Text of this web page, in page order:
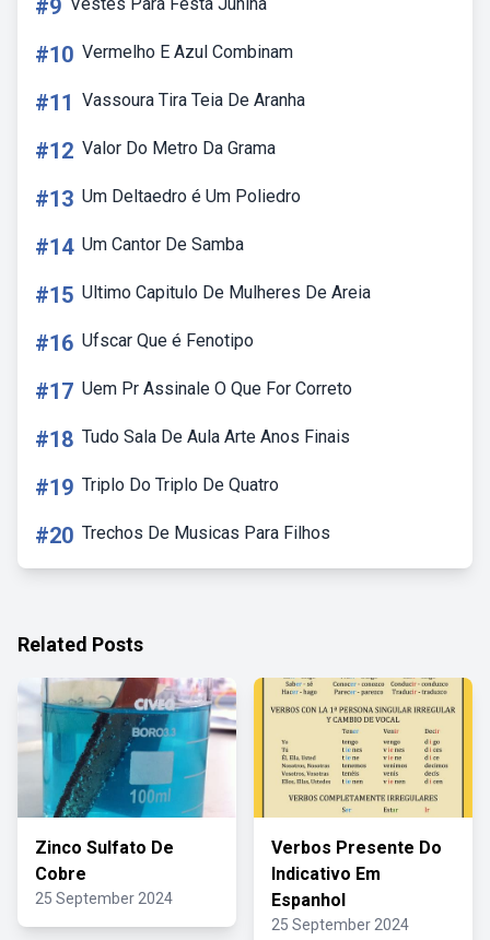
#9
#10 Vermelho E Azul Combinam
#11 Vassoura Tira Teia De Aranha
#12 Valor Do Metro Da Grama
#13 Um Deltaedro é Um Poliedro
#14 Um Cantor De Samba
#15 Ultimo Capitulo De Mulheres De Areia
#16 Ufscar Que é Fenotipo
#17 Uem Pr Assinale O Que For Correto
#18 Tudo Sala De Aula Arte Anos Finais
#19 Triplo Do Triplo De Quatro
#20 Trechos De Musicas Para Filhos
Related Posts
Zinco Sulfato De
Cobre
25 September 2024
Verbos Presente Do
Indicativo Em
Espanhol
25 September 2024